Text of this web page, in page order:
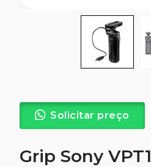
Solicitar preço
Grip Sony VPT1